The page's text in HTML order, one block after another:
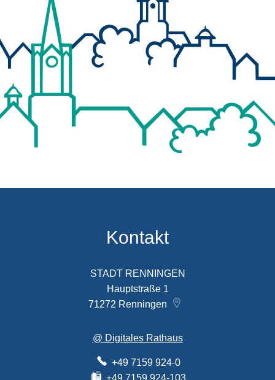
Kontakt
STADT RENNINGEN
Hauptstraße 1
71272 Renningen
@ Digitales Rathaus
+49 7159 924-0